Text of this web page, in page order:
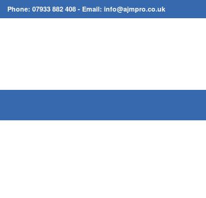
Phone: 07933 882 408 - Email: info@ajmpro.co.uk